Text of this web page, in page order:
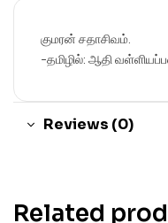
குமரன் சதாசிவம்.
-தமிழில்: ஆதி
Reviews (0)
Related